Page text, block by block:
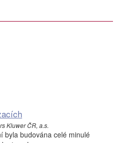
Kluwer ČR, a.s.
byla budována celé minulé